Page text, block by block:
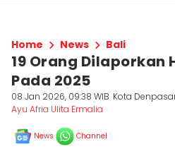
Home News Bali
19 Orang Dilaporkan
Pada 2025
08 Jan 2026, 09:38 WIB Kota
Ayu Afria Ulita Ermalia
News Channel